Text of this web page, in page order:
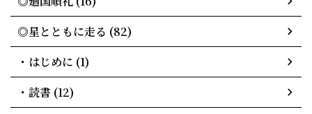
◎星とともに走る (82)
・はじめに (1)
・読書 (12)